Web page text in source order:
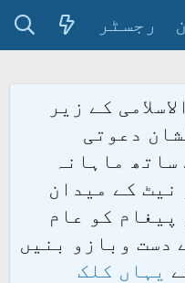
رجسٹر
کے زیر
دعوتی
ساتھ ماہانہ
نیٹ کے میدان
پیغام کو عام
دست وبازو بنیں
یہاں کلک